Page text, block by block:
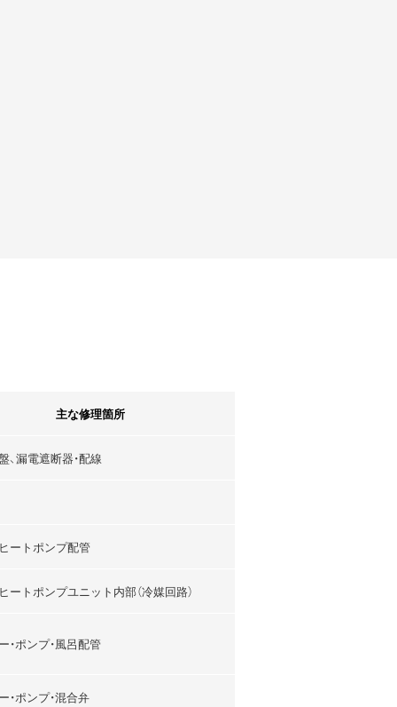
主な修理箇所
、漏電遮断器・配線
ートポンプ配管
ートポンプユニット内部（冷媒回路）
・ポンプ・風呂配管
・ポンプ・混合弁